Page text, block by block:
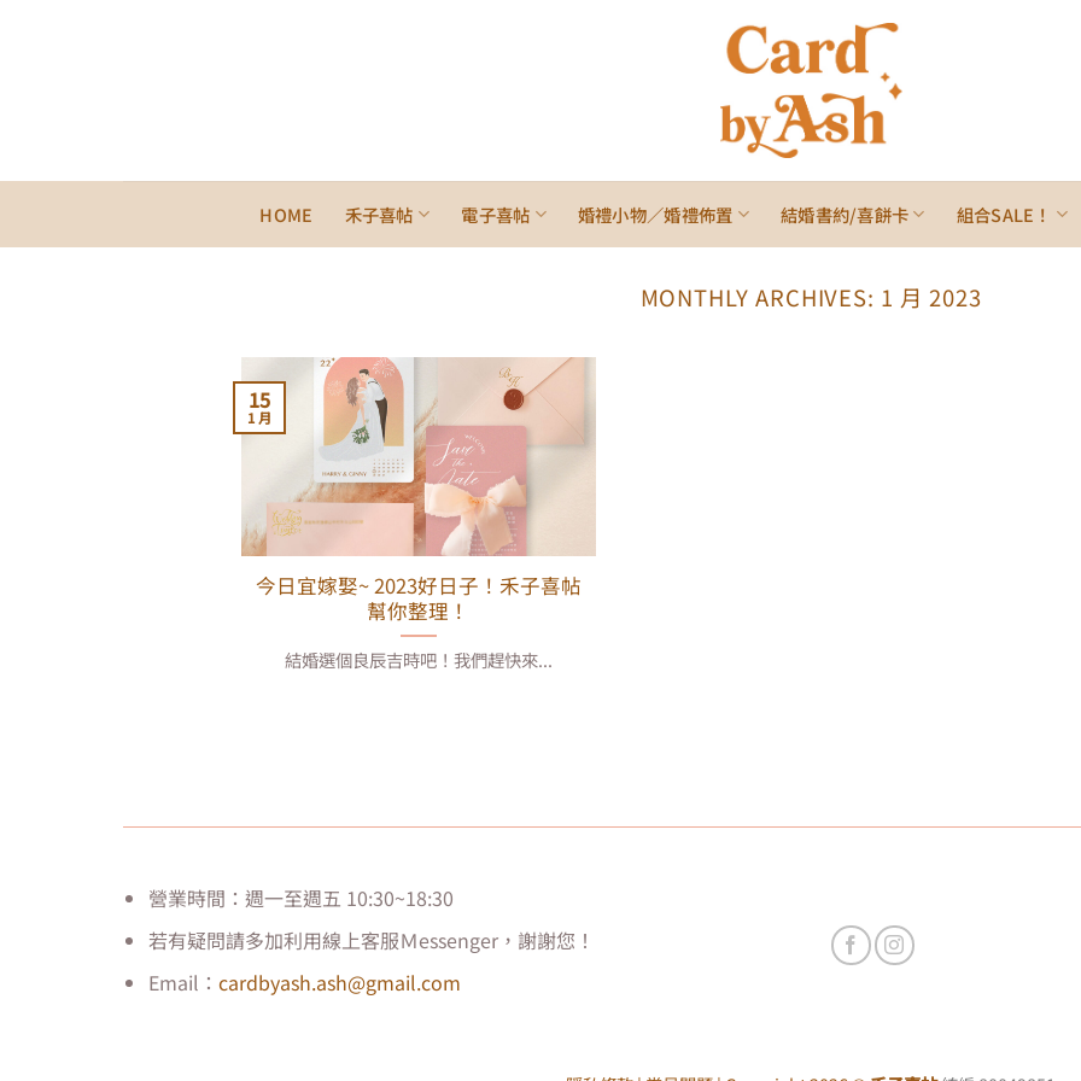
HOME 禾子喜帖 電子喜帖 婚禮小物／婚禮佈置 結婚書約/喜餅卡 組合SALE！
MONTHLY ARCHIVES: 1 月 2023
今日宜嫁娶~ 2023好日子！禾子喜帖
幫你整理！
結婚選個良辰吉時吧！我們趕快來...
15
1 月
營業時間：週一至週五 10:30~18:30
若有疑問請多加利用線上客服Ｍessenger，謝謝您！
Email： cardbyash.ash@gmail.com